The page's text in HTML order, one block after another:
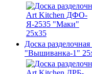
Доска
"Вышиванка-1"